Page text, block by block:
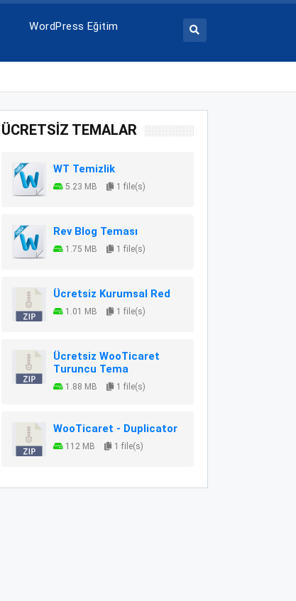
WordPress Eğitim
ÜCRETSİZ TEMALAR
WT Temizlik
5.23 MB 1 file(s)
Rev Blog Teması
1.75 MB 1 file(s)
Ücretsiz Kurumsal Red
1.01 MB 1 file(s)
Ücretsiz WooTicaret
Turuncu Tema
1.88 MB 1 file(s)
WooTicaret - Duplicator
112 MB 1 file(s)